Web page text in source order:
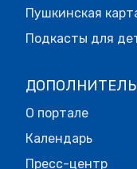
Пушкинская
Подкасты для
О портале
Календарь
Пресс-центр